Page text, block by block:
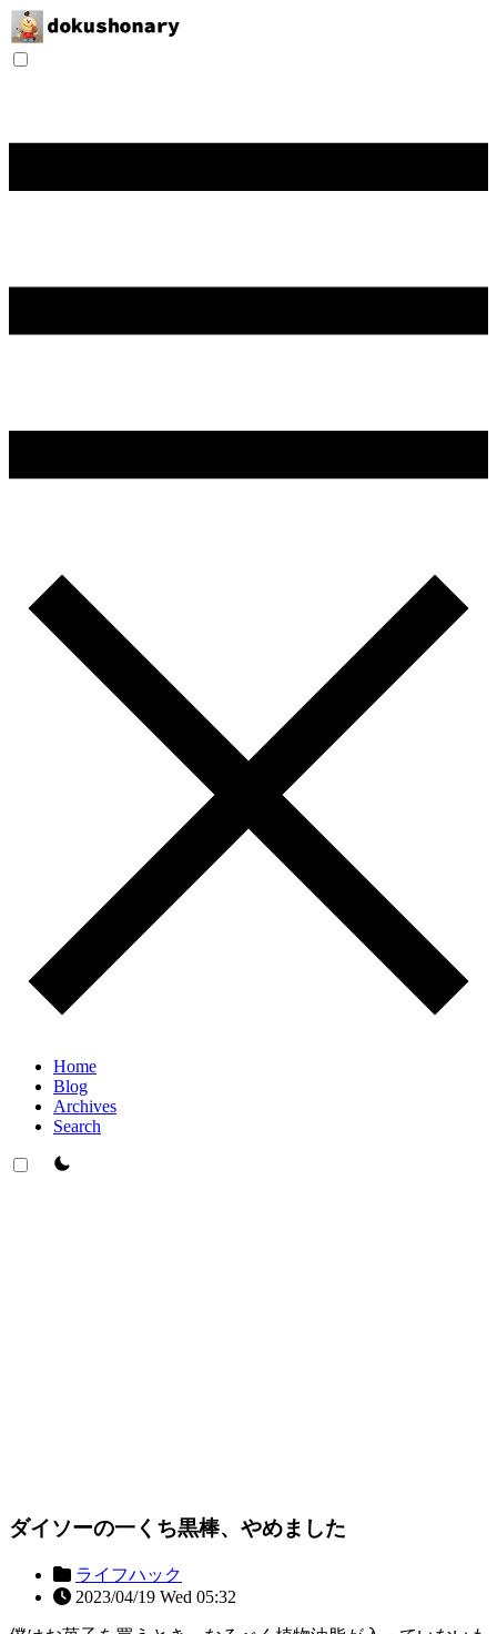
Home
Blog
Archives
Search
theme switcher
ダイソーの一くち黒棒、やめました
ライフハック
2023/04/19 Wed 05:32